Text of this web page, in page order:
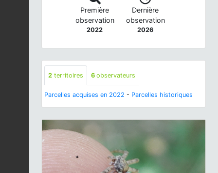
Première
observation
2022
Dernière
observation
2026
2 territoires 6 observateurs
Parcelles acquises en 2022 - Parcelles historiques